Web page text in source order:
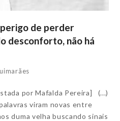
de perder
desconforto, não há
por Mafalda Pereira] (...)
viram novas entre
duma velha buscando sinais